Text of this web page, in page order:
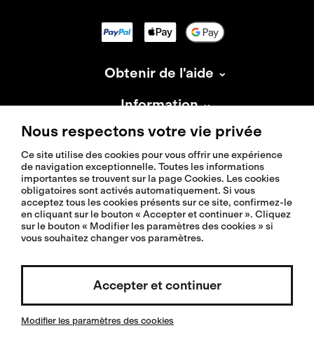
Obtenir de l'aide
Information
À propos d'Isadore
Sélectionner un pays / Français
Invested by:
© 2026 Isadoreapparel – Tous droits réservés.
Nous respectons votre vie privée
Ce site utilise des cookies pour vous offrir une expérience
de navigation exceptionnelle. Toutes les informations
importantes se trouvent sur la page Cookies. Les cookies
obligatoires sont activés automatiquement. Si vous
acceptez tous les cookies présents sur ce site, confirmez-le
en cliquant sur le bouton « Accepter et continuer ». Cliquez
sur le bouton « Modifier les paramètres des cookies » si
vous souhaitez changer vos paramètres.
Accepter et continuer
Modifier les paramètres des cookies